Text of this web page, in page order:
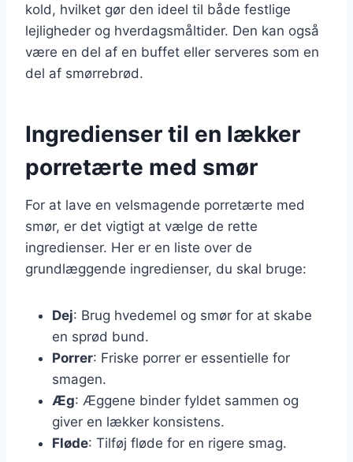
kold, hvilket gør den ideel til både festlige
lejligheder og hverdagsmåltider. Den kan også
være en del af en buffet eller serveres som en
del af smørrebrød.
Ingredienser til en lækker
porretærte med smør
For at lave en velsmagende porretærte med
smør, er det vigtigt at vælge de rette
ingredienser. Her er en liste over de
grundlæggende ingredienser, du skal bruge:
Dej: Brug hvedemel og smør for at skabe
en sprød bund.
Porrer: Friske porrer er essentielle for
smagen.
Æg: Æggene binder fyldet sammen og
giver en lækker konsistens.
Fløde: Tilføj fløde for en rigere smag.